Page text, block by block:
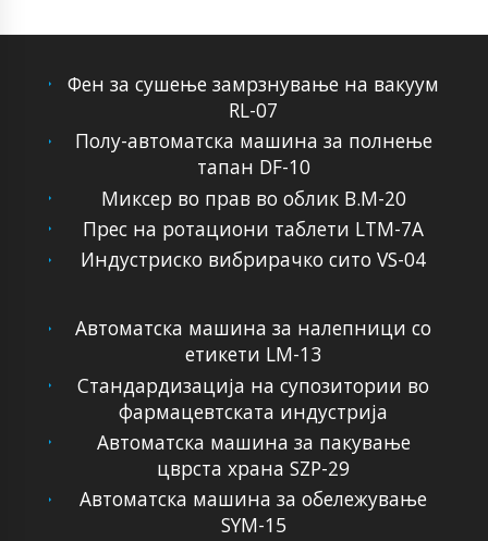
Фен за сушење замрзнување на вакуум
RL-07
Полу-автоматска машина за полнење
тапан DF-10
Миксер во прав во облик В.М-20
Прес на ротациони таблети LTM-7A
Индустриско вибрирачко сито VS-04
Автоматска машина за налепници со
етикети LM-13
Стандардизација на супозитории во
фармацевтската индустрија
Автоматска машина за пакување
цврста храна SZP-29
Автоматска машина за обележување
SYM-15